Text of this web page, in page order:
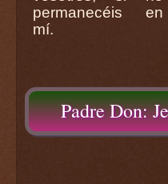
permanecéis en
mí.
Padre Don: